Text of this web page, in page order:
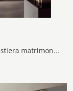
Il letto Pinot in legno, tra i modelli con testiera matrimoniali moderni di Veneran, è perfetto per garantirti il riposo migliore.